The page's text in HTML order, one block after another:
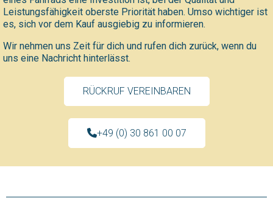
Leistungsfähigkeit oberste Priorität haben. Umso wichtiger ist
es, sich vor dem Kauf ausgiebig zu informieren.
Wir nehmen uns Zeit für dich und rufen dich zurück, wenn du
uns eine Nachricht hinterlässt.
RÜCKRUF VEREINBAREN
+49 (0) 30 861 00 07